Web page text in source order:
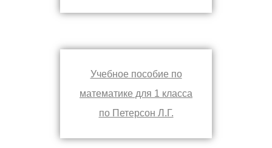
Учебное пособие по
математике для 1 класса
по Петерсон Л.Г.